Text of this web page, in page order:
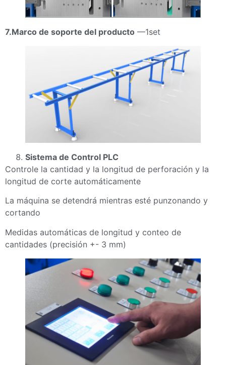
7.Marco de soporte del producto —1set
Sistema de Control PLC
Controle la cantidad y la longitud de perforación y la
longitud de corte automáticamente
La máquina se detendrá mientras esté punzonando y
cortando
Medidas automáticas de longitud y conteo de
cantidades (precisión +- 3 mm)